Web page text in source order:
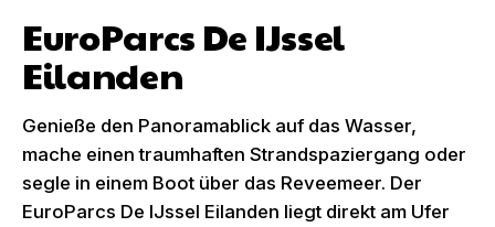
EuroParcs De IJssel
Eilanden
Genieße den Panoramablick auf das Wasser,
mache einen traumhaften Strandspaziergang oder
segle in einem Boot über das Reveemeer. Der
EuroParcs De IJssel Eilanden liegt direkt am Ufer